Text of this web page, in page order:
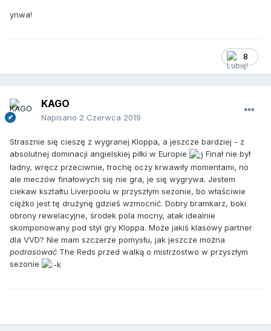
ynwa!
8
KAGO
Napisano 2 Czerwca 2019
Strasznie się cieszę z wygranej Kloppa, a jeszcze bardziej - z
absolutnej dominacji angielskiej piłki w Europie
Finał nie był
ładny, wręcz przeciwnie, trochę oczy krwawiły momentami, no
ale meczów finałowych się nie gra, je się wygrywa. Jestem
ciekaw kształtu Liverpoolu w przyszłym sezonie, bo właściwie
ciężko jest tę drużynę gdzieś wzmocnić. Dobry bramkarz, boki
obrony rewelacyjne, środek pola mocny, atak idealnie
skomponowany pod styl gry Kloppa. Może jakiś klasowy partner
dla VVD? Nie mam szczerze pomysłu, jak jeszcze można
podrasować The Reds przed walką o mistrzostwo w przyszłym
sezonie